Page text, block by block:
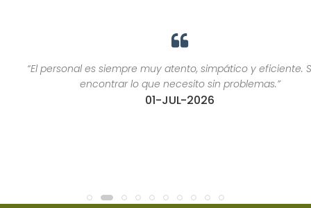
“El personal es siempre muy atento, simpático y eficiente. Suelo
encontrar lo que necesito sin problemas.”
01-JUL-2026